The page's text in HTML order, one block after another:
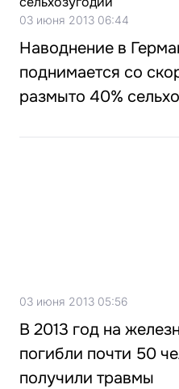
03 июня 2013 06:44
Наводнение в
поднимается со
размыто 40%
03 июня 2013 05:56
В 2013 год на
погибли почти 50
получили травмы